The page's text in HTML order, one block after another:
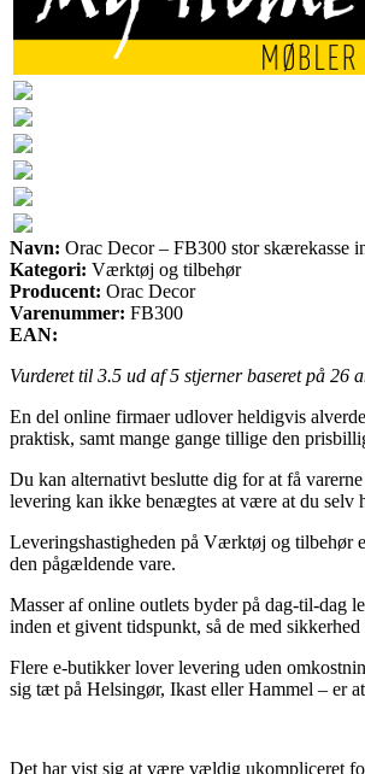
Navn: Orac Decor – FB300 stor skærekasse
Kategori: Værktøj og tilbehør
Producent: Orac Decor
Varenummer: FB300
EAN:
Vurderet til 3.5 ud af 5 stjerner baseret på 26
En del online firmaer udlover heldigvis
praktisk, samt mange gange tillige den
Du kan alternativt beslutte dig for at få
levering kan ikke benægtes at være at du selv
Leveringshastigheden på Værktøj og tilbehør
den pågældende vare.
Masser af online outlets byder på dag-til-dag
inden et givent tidspunkt, så de med
Flere e-butikker lover levering uden
sig tæt på Helsingør, Ikast eller Hammel – er
Det har vist sig at være vældig ukompliceret